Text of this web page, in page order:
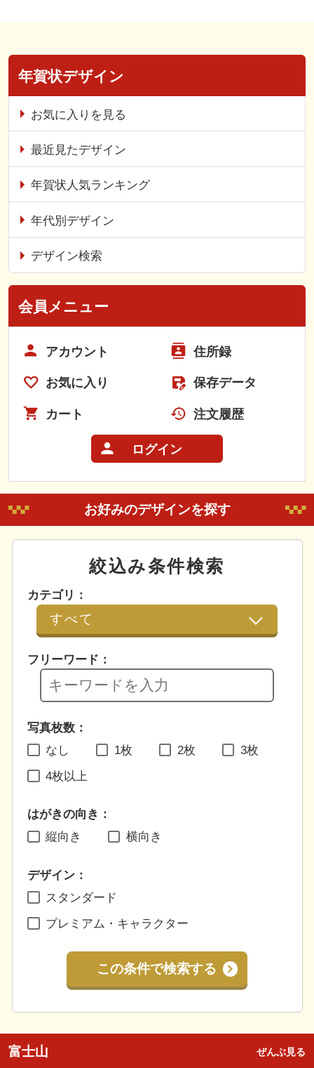
年賀状デザイン
お気に入りを見る
最近見たデザイン
年賀状人気ランキング
年代別デザイン
デザイン検索
会員メニュー
アカウント 住所録
お気に入り 保存データ
カート 注文履歴
ログイン
お好みのデザインを探す
絞込み条件検索
カテゴリ：
フリーワード：
写真枚数：
なし
1枚 2枚 3枚
4枚以上
はがきの向き：
縦向き
横向き
デザイン：
スタンダード
プレミアム・キャラクター
この条件で検索する
富士山 ぜんぶ見る